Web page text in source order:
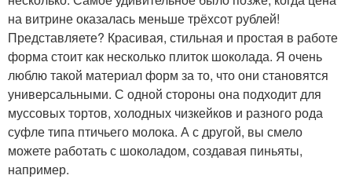
на витрине оказалась меньше трёхсот рублей!
Представляете? Красивая, стильная и простая в работе
форма стоит как несколько плиток шоколада. Я очень
люблю такой материал форм за то, что они становятся
универсальными. С одной стороны она подходит для
муссовых тортов, холодных чизкейков и разного рода
суфле типа птичьего молока. А с другой, вы смело
можете работать с шоколадом, создавая пиньяты,
например.